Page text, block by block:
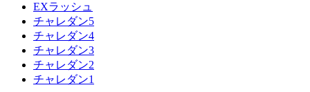
EXラッシュ
チャレダン5
チャレダン4
チャレダン3
チャレダン2
チャレダン1